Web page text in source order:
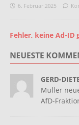
6. Februar 2025
Fehler, keine Ad-ID
NEUESTE
GERD-
Müller
AfD-